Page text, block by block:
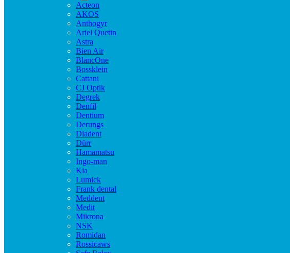
Acteon
AKOS
Anthogyr
Ariel Quetin
Astra
Bien Air
BlancOne
Bossklein
Cattani
CJ Optik
Degrek
Denfil
Dentium
Derungs
Diadent
Dürr
Hamamatsu
Ingo-man
Kia
Lumick
Frank dental
Meddent
Medit
Mikrona
NSK
Romidan
Rossicaws